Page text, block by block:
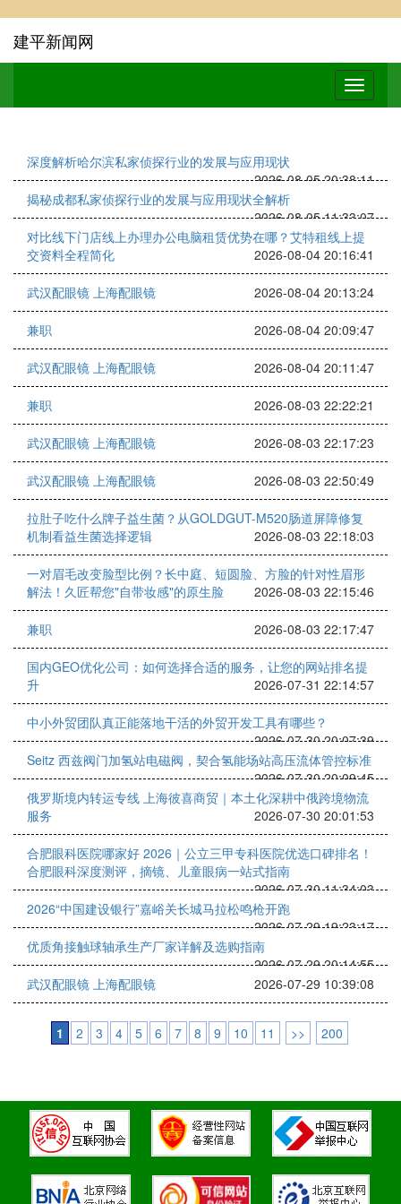
建平新闻网
深度解析哈尔滨私家侦探行业的发展与应用现状
2026-08-05 20:38:11
揭秘成都私家侦探行业的发展与应用现状全解析
2026-08-05 11:33:07
对比线下门店线上办理办公电脑租赁优势在哪？艾特租线上提
交资料全程简化
2026-08-04 20:16:41
武汉配眼镜 上海配眼镜 2026-08-04 20:13:24
兼职 2026-08-04 20:09:47
武汉配眼镜 上海配眼镜 2026-08-04 20:11:47
兼职 2026-08-03 22:22:21
武汉配眼镜 上海配眼镜 2026-08-03 22:17:23
武汉配眼镜 上海配眼镜 2026-08-03 22:50:49
拉肚子吃什么牌子益生菌？从GOLDGUT-M520肠道屏障修复
机制看益生菌选择逻辑
2026-08-03 22:18:03
一对眉毛改变脸型比例？长中庭、短圆脸、方脸的针对性眉形
解法！久匠帮您"自带妆感"的原生脸
2026-08-03 22:15:46
兼职 2026-08-03 22:17:47
国内GEO优化公司：如何选择合适的服务，让您的网站排名提
升
2026-07-31 22:14:57
中小外贸团队真正能落地干活的外贸开发工具有哪些？
2026-07-30 20:07:39
Seitz 西兹阀门加氢站电磁阀，契合氢能场站高压流体管控标准
2026-07-30 20:09:45
俄罗斯境内转运专线 上海彼喜商贸｜本土化深耕中俄跨境物流
服务
2026-07-30 20:01:53
合肥眼科医院哪家好 2026｜公立三甲专科医院优选口碑排名！
合肥眼科深度测评，摘镜、儿童眼病一站式指南
2026-07-30 11:34:03
2026“中国建设银行”嘉峪关长城马拉松鸣枪开跑
2026-07-29 19:23:17
优质角接触球轴承生产厂家详解及选购指南
2026-07-29 20:14:55
武汉配眼镜 上海配眼镜
2026-07-29 10:39:08
1 2 3 4 5 6 7 8 9 10 11 >> 200